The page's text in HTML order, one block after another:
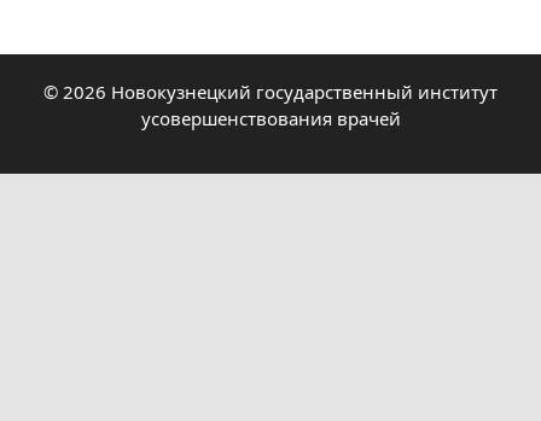
© 2026 Новокузнецкий государственный институт
усовершенствования врачей